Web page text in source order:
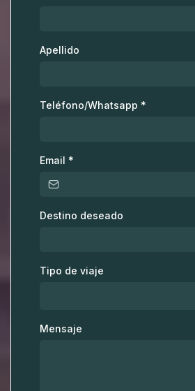
Apellido
Teléfono/Whatsapp *
Email *
Destino deseado
Tipo de viaje
Mensaje